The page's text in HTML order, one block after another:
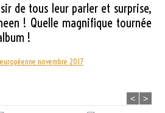
de tous leur parler et surprise,
! Quelle magnifique tournée
!
novembre 2017
< >